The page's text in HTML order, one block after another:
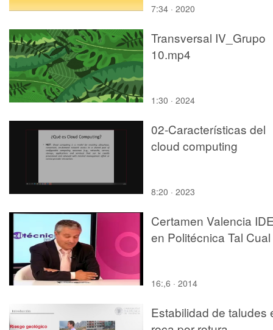
7:34 · 2020
Transversal IV_Grupo
10.mp4
1:30 · 2024
02-Características del
cloud computing
8:20 · 2023
Certamen Valencia
en Politécnica Tal Cual
16:,6 · 2014
Estabilidad de taludes